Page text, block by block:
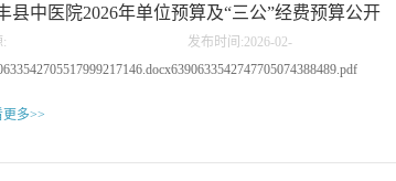
医院主任医师王正，分别以《“小针刀”的临床应用》和《“浮针”的
应用》为题，各自结合临床典型案例，详细讲解了两种不同治疗方
基层常见病中的操作要点及注意事项，现场互动频繁，学习氛围浓
自由。在治疗室内，主治医师郭振兴正为一名腱鞘炎患者进行治
定位、消毒、麻醉，准备工作就绪后，郭医生手持针刀，稳稳刺入
切割与剥离，狭窄的“通道”被打开。整个过程仅耗时几分钟，患者
它巧妙结合了中医的‘针’和西医的‘刀’的双重优势。”郭振兴介绍
县中医院2026年单位预算及“三公”经费预算公开
: 发布时间:2026-02-
10
更多>>